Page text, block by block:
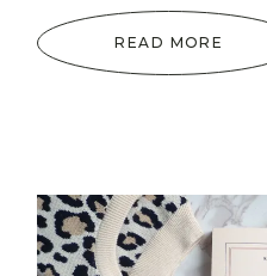
READ MORE